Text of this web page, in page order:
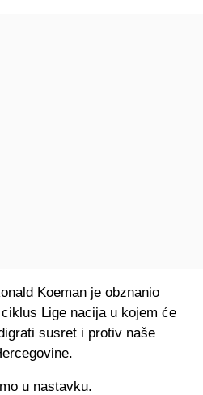
Koeman je obznanio
Lige nacija u kojem će
susret i protiv naše
u nastavku.